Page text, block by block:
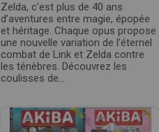
Zelda, c’est plus de 40 ans
d’aventures entre magie, épopée
et héritage. Chaque opus propose
une nouvelle variation de l’éternel
combat de Link et Zelda contre
les ténèbres. Découvrez les
coulisses de...